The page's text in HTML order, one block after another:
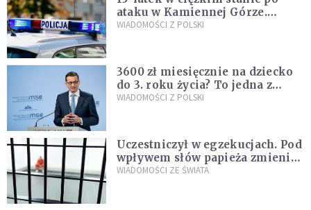
ataku w Kamiennej Górze.
Policja zatrzymała dwóch
WIADOMOŚCI Z POLSKI
3600 zł miesięcznie na dziecko
do 3. roku życia? To jedna z
propozycji programu "Rozwój
WIADOMOŚCI Z POLSKI
Uczestniczył w egzekucjach. Pod
wpływem słów papieża zmienił
zdanie
WIADOMOŚCI ZE ŚWIATA